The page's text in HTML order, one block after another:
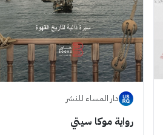
دار المساء للنشر
رواية موكا سيتي